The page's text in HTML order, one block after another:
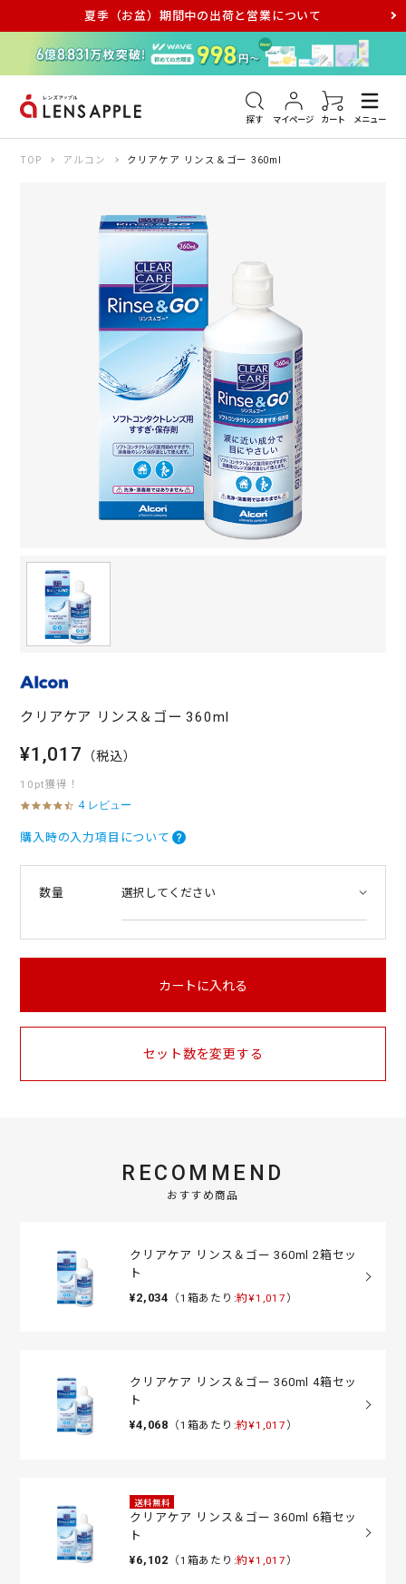
夏季（お盆）期間中の出荷と営業について
探す マイページ カート メニュー
アキュビュー メダリスト メガネ
TOP アルコン クリアケア リンス＆ゴー 360ml
クリアケア リンス＆ゴー 360ml
¥1,017 （税込）
10pt獲得！
4
5
t
i
4 レビュー
購入時の入力項目について
数量
カートに入れる
セット数を変更する
RECOMMEND
おすすめ商品
クリアケア リンス＆ゴー 360ml 2箱セッ
ト
¥2,034 （1箱あたり:約¥1,017 ）
クリアケア リンス＆ゴー 360ml 4箱セッ
ト
¥4,068 （1箱あたり:約¥1,017 ）
送料無料
クリアケア リンス＆ゴー 360ml 6箱セッ
ト
¥6,102 （1箱あたり:約¥1,017 ）